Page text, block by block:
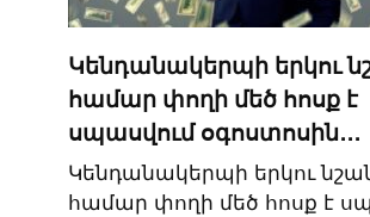
Կենդանակերպի երկու
համար փողի մեծ հոսք է
սպասվում օգոստոսին․․․
Կենդանակերպի երկու
համար փողի մեծ հոսք է